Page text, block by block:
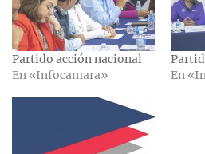
Partido acción nacional
En «Infocamara»
En